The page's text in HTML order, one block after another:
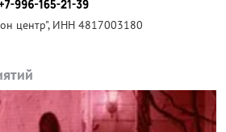
центр", ИНН 4817003180